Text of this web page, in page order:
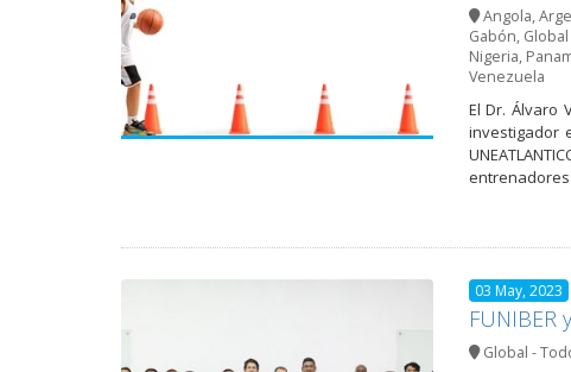
Angola,
Gabón,
Nigeria,
Venezuela
El Dr. Álvaro
investigador
03 May, 2023
FUNIBER
Global -